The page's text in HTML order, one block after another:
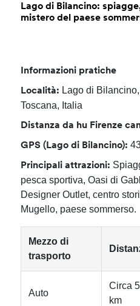
Lago di Bilancino:
mistero del paese
Informazioni pratiche
Località: Lago di
Toscana, Italia
Distanza da hu Firenze
GPS (Lago di Bilancino):
Principali attrazioni:
pesca sportiva, Oasi di
Designer Outlet, centro
Mugello, paese sommerso.
Mezzo di
trasporto
Auto
Circa
km